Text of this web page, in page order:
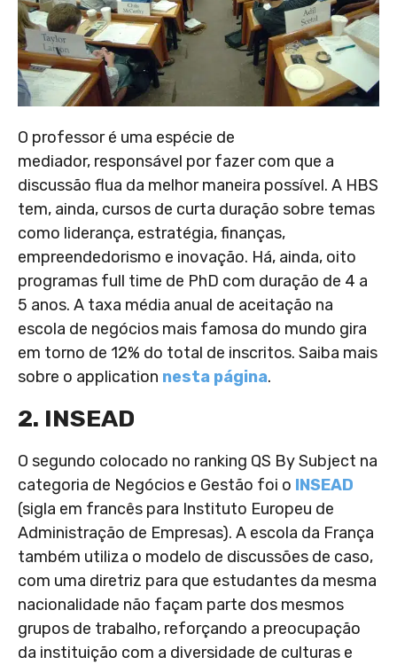
O professor é uma espécie de
mediador, responsável por fazer com que a
discussão flua da melhor maneira possível. A HBS
tem, ainda, cursos de curta duração sobre temas
como liderança, estratégia, finanças,
empreendedorismo e inovação. Há, ainda, oito
programas full time de PhD com duração de 4 a
5 anos. A taxa média anual de aceitação na
escola de negócios mais famosa do mundo gira
em torno de 12% do total de inscritos. Saiba mais
sobre o application nesta página.
2. INSEAD
O segundo colocado no ranking QS By Subject na
categoria de Negócios e Gestão foi o INSEAD
(sigla em francês para Instituto Europeu de
Administração de Empresas). A escola da França
também utiliza o modelo de discussões de caso,
com uma diretriz para que estudantes da mesma
nacionalidade não façam parte dos mesmos
grupos de trabalho, reforçando a preocupação
da instituição com a diversidade de culturas e